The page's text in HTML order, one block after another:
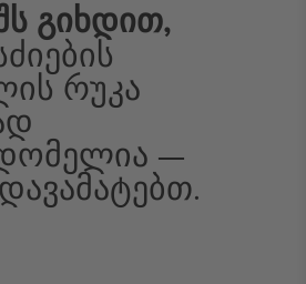
Გიხდით,
Რუკა
—